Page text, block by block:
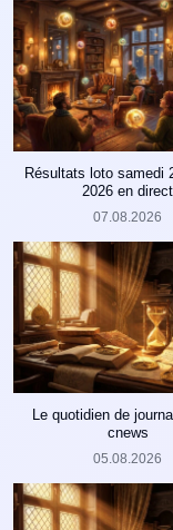
Résultats loto samedi
2026 en direct
07.08.2026
Le quotidien de
cnews
05.08.2026